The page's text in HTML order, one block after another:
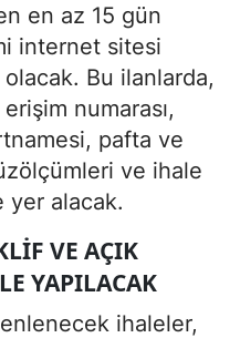
en az 15 gün
internet sitesi
Bu ilanlarda,
numarası,
pafta ve
ve ihale
yer alacak.
VE AÇIK
YAPILACAK
ihaleler,